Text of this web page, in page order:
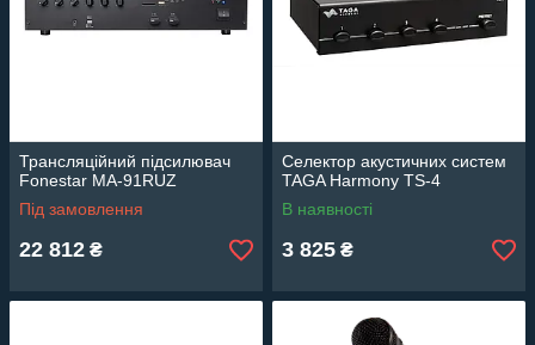
Трансляційний підсилювач
Fonestar MA-91RUZ
Під замовлення
22 812 ₴
Селектор акустичних систем
TAGA Harmony TS-4
В наявності
3 825 ₴